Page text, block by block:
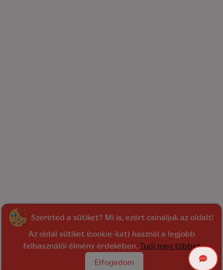
Szereted a sütiket? Mi is, ezért csináljuk az oldalt!
Az oldal sütiket (cookie-kat) használ a legjobb
felhasználói élmény érdekében. Tudj meg többet
Elfogadom